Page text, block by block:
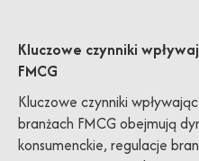
Kluczowe czynniki
FMCG
Kluczowe czynniki
branżach FMCG obejmują
konsumenckie, regulacje